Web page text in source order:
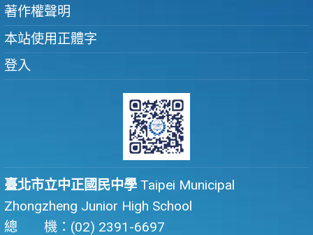
著作權聲明
本站使用正體字
登入
臺北市立中正國民中學 Taipei Municipal
Zhongzheng Junior High School
總 機：(02) 2391-6697